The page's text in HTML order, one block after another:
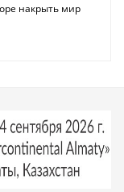
накрыть мир